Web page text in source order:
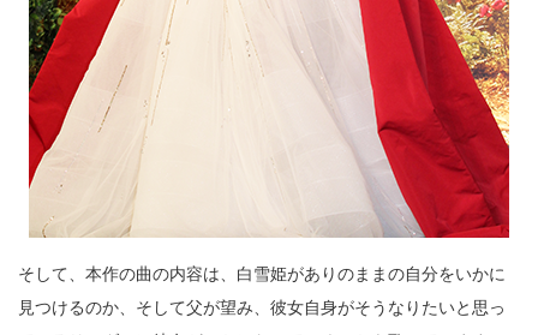
そして、本作の曲の内容は、白雪姫がありのままの自分をいかに
見つけるのか、そして父が望み、彼女自身がそうなりたいと思っ